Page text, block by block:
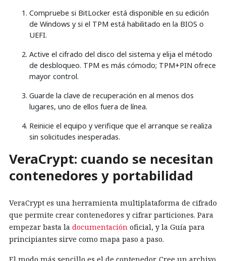
Compruebe si BitLocker está disponible en su edición
de Windows y si el TPM está habilitado en la BIOS o
UEFI.
Active el cifrado del disco del sistema y elija el método
de desbloqueo. TPM es más cómodo; TPM+PIN ofrece
mayor control.
Guarde la clave de recuperación en al menos dos
lugares, uno de ellos fuera de línea.
Reinicie el equipo y verifique que el arranque se realiza
sin solicitudes inesperadas.
VeraCrypt: cuando se necesitan
contenedores y portabilidad
VeraCrypt es una herramienta multiplataforma de cifrado
que permite crear contenedores y cifrar particiones. Para
empezar basta la documentación oficial, y la Guía para
principiantes sirve como mapa paso a paso.